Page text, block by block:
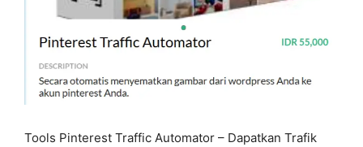
Tools Pinterest Traffic Automator – Dapatkan Trafik